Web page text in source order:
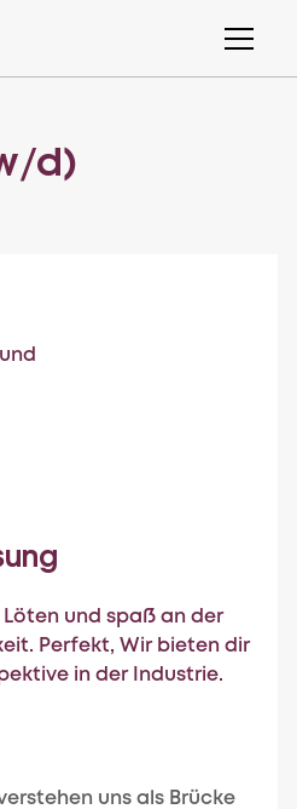
d)
Löten und spaß an der
Perfekt, Wir bieten dir
in der Industrie.
uns als Brücke